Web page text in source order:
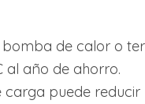
bomba de calor o
al año de ahorro.
carga puede